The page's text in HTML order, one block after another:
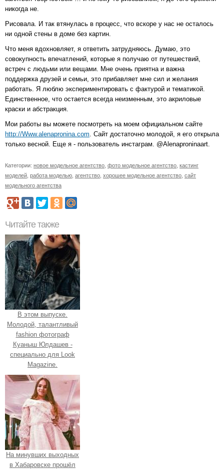
никогда не.
Рисовала. И так втянулась в процесс, что вскоре у нас не осталось
ни одной стены в доме без картин.
Что меня вдохновляет, я ответить затрудняюсь. Думаю, это
совокупность впечатлений, которые я получаю от путешествий,
встреч с людьми или вещами. Мне очень приятна и важна
поддержка друзей и семьи, это прибавляет мне сил и желания
работать. Я люблю экспериментировать с фактурой и тематикой.
Единственное, что остается всегда неизменным, это акриловые
краски и абстракция.
Мои работы вы можете посмотреть на моем официальном сайте
http://Www.alenapronina.com . Сайт достаточно молодой, я его открыла
только весной. Еще я - пользователь инстаграм. @Alenaproninaart.
Категории: новое модельное агентство фото модельное агентство кастинг
моделей работа моделью агентство хорошее модельное агентство сайт
модельного агентства
Читайте также
В этом выпуске.
Молодой, талантливый
fashion фотограф
Куаныш Юлдашев -
специально для Look
Magazine.
На минувших выходных
в Хабаровске прошёл